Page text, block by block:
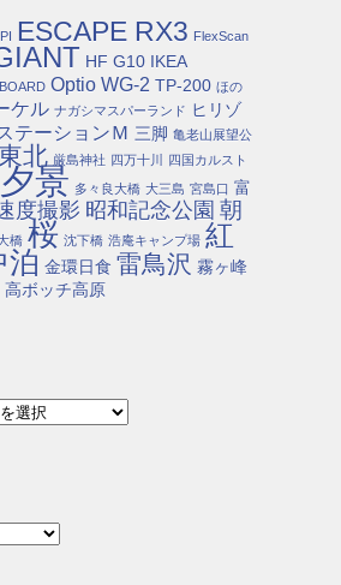
ESCAPE RX3 FlexScan
HF G10 IKEA
Optio WG-2 TP-200 ほの
ケル ナガシマスパーランド ヒリゾ
テーションＭ 三脚 亀老山展望公
北 厳島神社 四万十川
四国カルスト
夕景 多々良大橋 大三島 宮島口 富
度撮影 昭和記念公園 朝
橋 桜 沈下橋 浩庵キャンプ場 紅
泊 金環日食 雷鳥沢 霧ヶ峰
高ボッチ高原